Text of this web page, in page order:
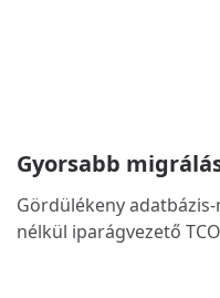
Gyorsabb
Gördülékeny
nélkül iparágvezető